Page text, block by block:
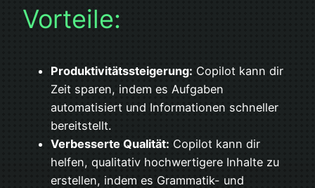
Vorteile:
Produktivitätssteigerung: Copilot kann dir
Zeit sparen, indem es Aufgaben
automatisiert und Informationen schneller
bereitstellt.
Verbesserte Qualität: Copilot kann dir
helfen, qualitativ hochwertigere Inhalte zu
erstellen, indem es Grammatik- und